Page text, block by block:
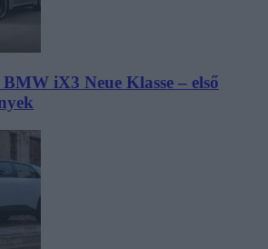
iX3 Neue Klasse – első